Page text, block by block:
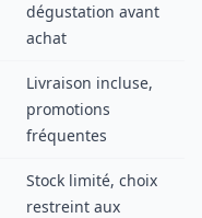
dégustation avant
achat
Livraison incluse,
promotions
fréquentes
Stock limité, choix
restreint aux